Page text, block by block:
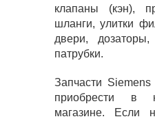
клапаны (кэн),
шланги, улитки
двери,
патрубки.
Запчасти
приобрести в
магазине. Если